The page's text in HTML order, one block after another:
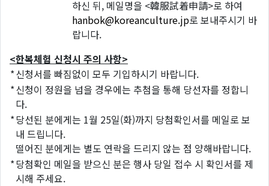
하신 뒤, 메일명을 <韓服試着申請>로 하여
hanbok@koreanculture.jp로 보내주시기 바
랍니다.
<한복체험 신청시 주의 사항>
*신청서를 빠짐없이 모두 기입하시기 바랍니다.
*신청이 정원을 넘을 경우에는 추첨을 통해 당선자를 정합니
다.
*당선된 분에게는 1월 25일(화)까지 당첨확인서를 메일로 보
내 드립니다.
떨어진 분에게는 별도 연락을 드리지 않는 점 양해바랍니다.
*당첨확인 메일을 받으신 분은 행사 당일 접수 시 확인서를 제
시해 주세요.